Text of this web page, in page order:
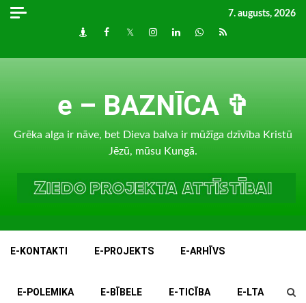
Skip
7. augusts, 2026
DraugiemFacebook
TwitterInstagram
LinkedInwhatsapp
RSS
e – BAZNĪCA ✞
Grēka alga ir nāve, bet Dieva balva ir mūžīga dzīvība Kristū
Jēzū, mūsu Kungā.
E-KONTAKTI E-PROJEKTS E-ARHĪVS
E-POLEMIKA E-BĪBELE E-TICĪBA E-LTA